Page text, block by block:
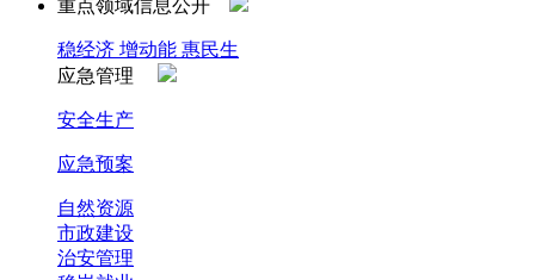
重点领域信息公开
稳经济 增动能 惠民生
应急管理
安全生产
应急预案
自然资源
市政建设
治安管理